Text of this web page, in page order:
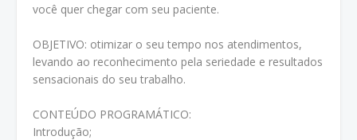
você quer chegar com seu paciente.
OBJETIVO: otimizar o seu tempo nos atendimentos,
levando ao reconhecimento pela seriedade e resultados
sensacionais do seu trabalho.
CONTEÚDO PROGRAMÁTICO:
Introdução;